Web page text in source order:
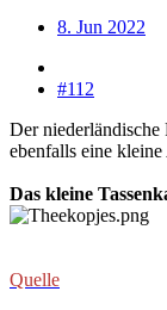
8. Jun 2022
#112
Der
ebenfalls eine
Das kleine
Quelle